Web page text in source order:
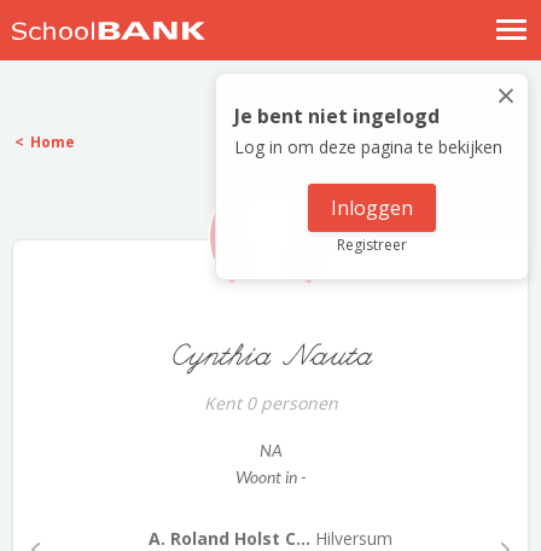
Nostalgische verhalen
Log in
Meld je gratis aan
×
Je bent niet ingelogd
Log in om deze pagina te bekijken
Inloggen
Registreer
Home
Cynthia Nauta
Kent 0 personen
NA
Woont in -
A. Roland Holst C... Hilversum